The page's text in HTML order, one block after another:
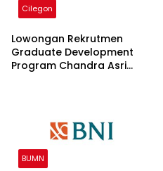
Cilegon
Lowongan Rekrutmen
Graduate Development
Program Chandra Asri
BUMN